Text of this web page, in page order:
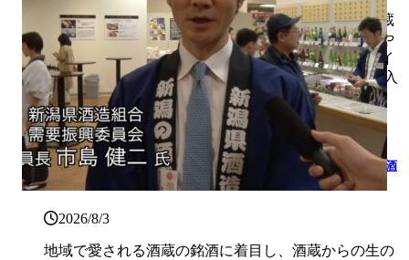
酒蔵を訪れると、その土地の空気、水、米、そして蔵
人の想いまで感じられる——。全国各地では、試飲や
蔵見学、限定酒の販売、地域グルメが楽しめる酒蔵イ
ベントが続々と開催されています。 普段はなかなか入
れない ...
【忠愛】富川酒造店 ‐ 栃木県 ｰ 米と技を磨き、想いを紡ぐ栃木の酒
蔵
2026/8/3
地域で愛される酒蔵の銘酒に着目し、酒蔵からの生の